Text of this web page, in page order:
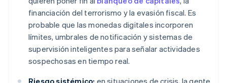
financiación del terrorismo y la evasión fiscal. Es
probable que las monedas digitales incorporen
límites, umbrales de notificación y sistemas de
supervisión inteligentes para señalar actividades
sospechosas en tiempo real.